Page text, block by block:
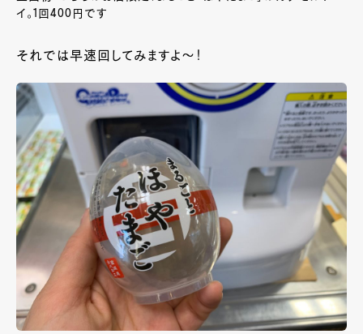
イ。1回400円です
それでは早速回してみますよ～！